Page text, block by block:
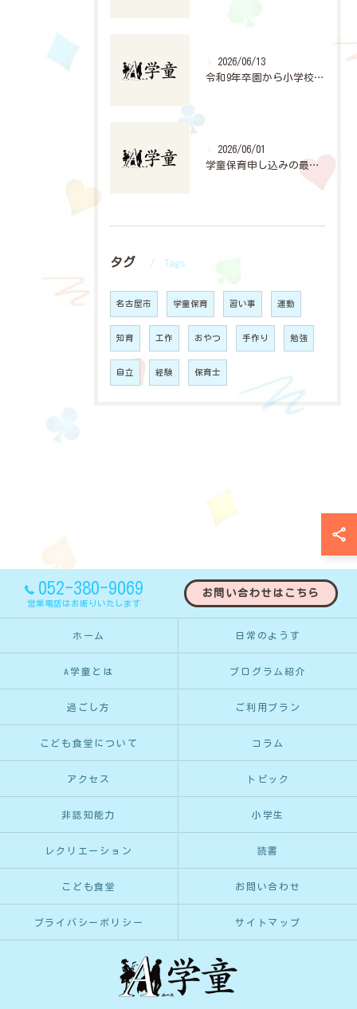
2026/06/13
令和9年卒園から小学校入学準備と学童申込の手引き
2026/06/01
学童保育申し込みの最新動向と活用法
タグ Tags
名古屋市 学童保育 習い事 運動
知育 工作 おやつ 手作り 勉強
自立 経験 保育士
052-380-9069
営業電話はお断りいたします
お問い合わせはこちら
ホーム 日常のようす
A学童とは プログラム紹介
過ごし方 ご利用プラン
こども食堂について コラム
アクセス トピック
非認知能力 小学生
レクリエーション 読書
こども食堂 お問い合わせ
プライバシーポリシー サイトマップ